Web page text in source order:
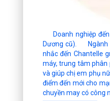
Doanh nghiệp đến
Dương cũ). Ngành
nhắc đến Chantelle
máy, trung tâm phân
và giúp chị em phụ
điểm đến mới cho
chuyền may có công